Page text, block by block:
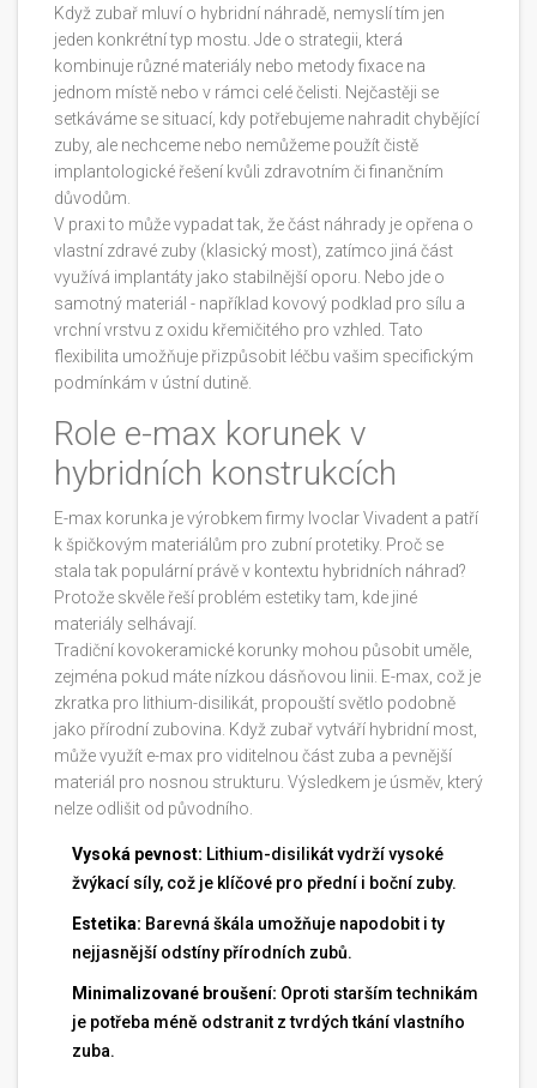
Když zubař mluví o hybridní náhradě, nemyslí tím jen
jeden konkrétní typ mostu. Jde o strategii, která
kombinuje různé materiály nebo metody fixace na
jednom místě nebo v rámci celé čelisti. Nejčastěji se
setkáváme se situací, kdy potřebujeme nahradit chybějící
zuby, ale nechceme nebo nemůžeme použít čistě
implantologické řešení kvůli zdravotním či finančním
důvodům.
V praxi to může vypadat tak, že část náhrady je opřena o
vlastní zdravé zuby (klasický most), zatímco jiná část
využívá implantáty jako stabilnější oporu. Nebo jde o
samotný materiál - například kovový podklad pro sílu a
vrchní vrstvu z oxidu křemičitého pro vzhled. Tato
flexibilita umožňuje přizpůsobit léčbu vašim specifickým
podmínkám v ústní dutině.
Role e-max korunek v
hybridních konstrukcích
E-max korunka je výrobkem firmy Ivoclar Vivadent a patří
k špičkovým materiálům pro zubní protetiky. Proč se
stala tak populární právě v kontextu hybridních náhrad?
Protože skvěle řeší problém estetiky tam, kde jiné
materiály selhávají.
Tradiční kovokeramické korunky mohou působit uměle,
zejména pokud máte nízkou dásňovou linii. E-max, což je
zkratka pro lithium-disilikát, propouští světlo podobně
jako přírodní zubovina. Když zubař vytváří hybridní most,
může využít e-max pro viditelnou část zuba a pevnější
materiál pro nosnou strukturu. Výsledkem je úsměv, který
nelze odlišit od původního.
Vysoká pevnost: Lithium-disilikát vydrží vysoké
žvýkací síly, což je klíčové pro přední i boční zuby.
Estetika: Barevná škála umožňuje napodobit i ty
nejjasnější odstíny přírodních zubů.
Minimalizované broušení: Oproti starším technikám
je potřeba méně odstranit z tvrdých tkání vlastního
zuba.